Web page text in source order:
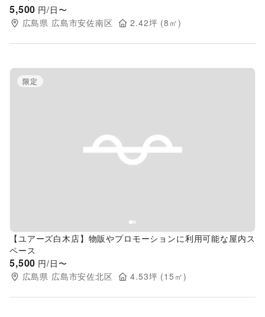
5,500 円/日〜
広島県 広島市安佐南区 2.42坪 (8 ㎡)
Previous slide
限定
【ユアーズ白木店】物販やプロモーションに利用可能な屋内ス
ペース
5,500 円/日〜
広島県 広島市安佐北区 4.53坪 (15 ㎡)